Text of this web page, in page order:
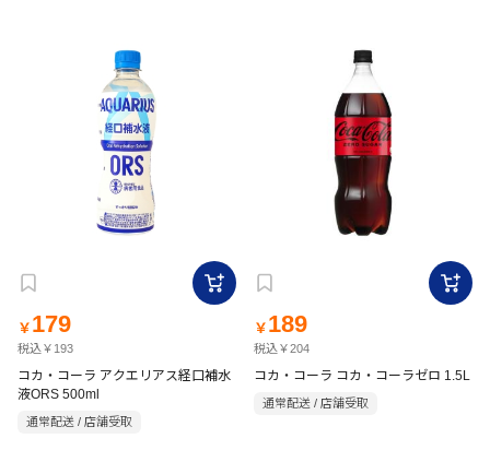
￥ 179
税込￥193
コカ・コーラ アクエリアス経口補水
液ORS 500ml
通常配送 / 店舗受取
￥ 189
税込￥204
コカ・コーラ コカ・コーラゼロ 1.5L
通常配送 / 店舗受取